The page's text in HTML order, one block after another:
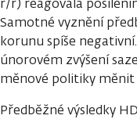
Samotné vyznění
korunu spíše
únorovém zvýšení
měnové politiky měnit
Předběžné výsledky